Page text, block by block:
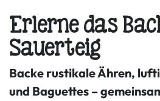
Erlerne das
Sauerteig
Backe rustikale Ähren,
und Baguettes –